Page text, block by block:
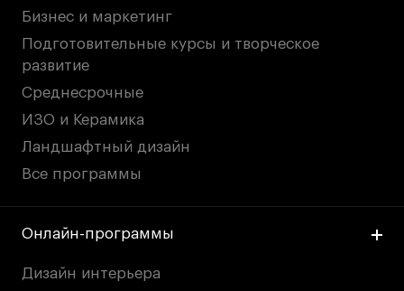
Бизнес и маркетинг
Подготовительные курсы и творческое
развитие
Среднесрочные
ИЗО и Керамика
Ландшафтный дизайн
Все программы
Онлайн-программы
Дизайн интерьера